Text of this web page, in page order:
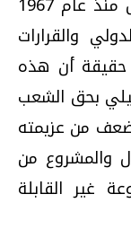
والقرارات
حقيقة أن هذه
بحق الشعب
من عزيمته
والمشروع من
غير القابلة